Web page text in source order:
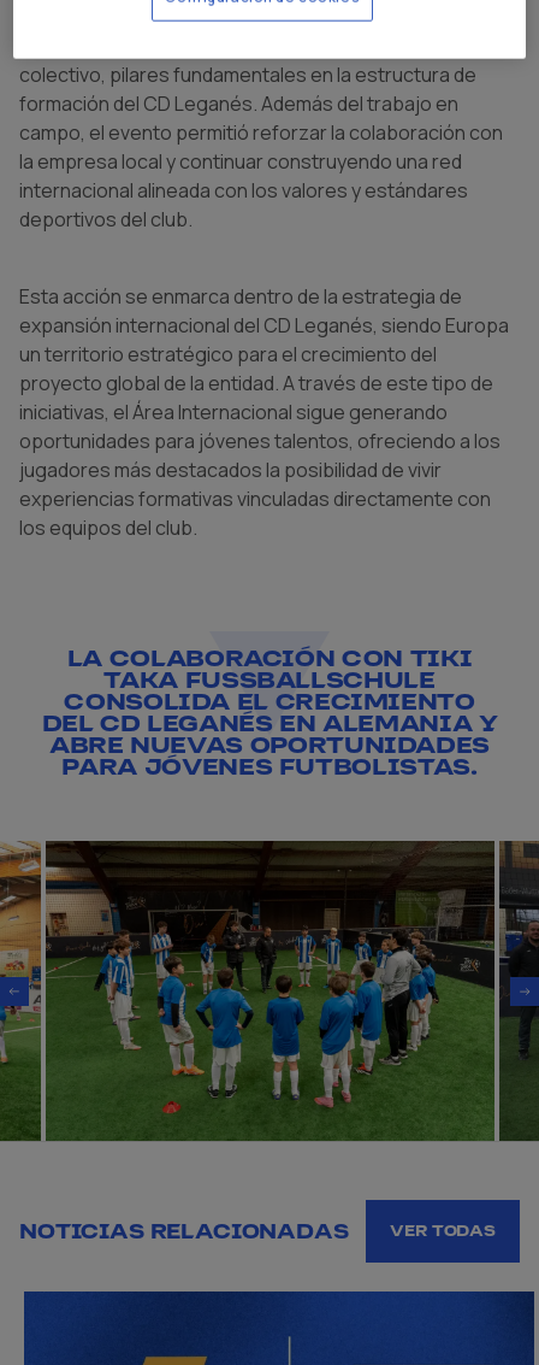
táctico de los jugadores, la toma de decisiones, la
colectivo, pilares fundamentales en la estructura de
formación del CD Leganés. Además del trabajo en
campo, el evento permitió reforzar la colaboración con
la empresa local y continuar construyendo una red
internacional alineada con los valores y estándares
deportivos del club.
Esta acción se enmarca dentro de la estrategia de
expansión internacional del CD Leganés, siendo Europa
un territorio estratégico para el crecimiento del
proyecto global de la entidad. A través de este tipo de
iniciativas, el Área Internacional sigue generando
oportunidades para jóvenes talentos, ofreciendo a los
jugadores más destacados la posibilidad de vivir
experiencias formativas vinculadas directamente con
los equipos del club.
LA COLABORACIÓN CON TIKI
TAKA FUSSBALLSCHULE
CONSOLIDA EL CRECIMIENTO
DEL CD LEGANÉS EN ALEMANIA Y
ABRE NUEVAS OPORTUNIDADES
PARA JÓVENES FUTBOLISTAS.
NOTICIAS RELACIONADAS VER TODAS